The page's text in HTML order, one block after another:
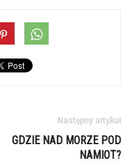
Następny artykuł
GDZIE NAD MORZE POD
NAMIOT?